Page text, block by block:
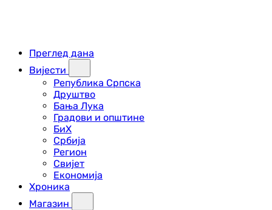
Преглед дана
Вијести
Република Српска
Друштво
Бања Лука
Градови и општине
БиХ
Србија
Регион
Свијет
Економија
Хроника
Магазин